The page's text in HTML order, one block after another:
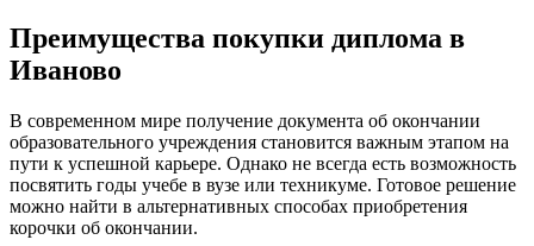
Преимущества покупки диплома в
Иваново
В современном мире получение документа об окончании
образовательного учреждения становится важным этапом на
пути к успешной карьере. Однако не всегда есть возможность
посвятить годы учебе в вузе или техникуме. Готовое решение
можно найти в альтернативных способах приобретения
корочки об окончании.